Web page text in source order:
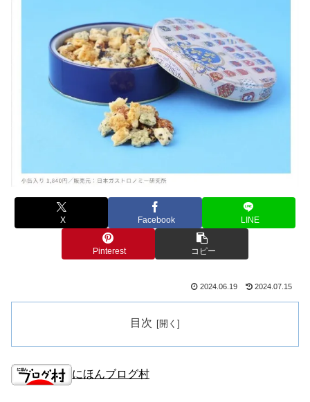
X Facebook LINE
Pinterest コピー
2024.06.19 2024.07.15
目次
にほんブログ村